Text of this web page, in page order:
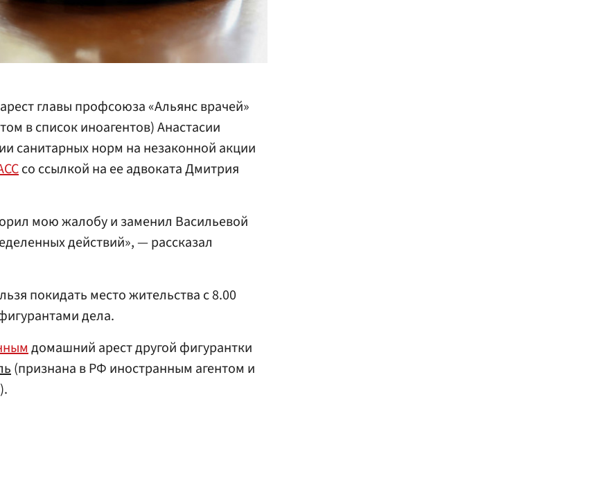
главы профсоюза «Альянс врачей»
в список иноагентов) Анастасии
санитарных норм на незаконной акции
со ссылкой на ее адвоката Дмитрия
мою жалобу и заменил Васильевой
действий», — рассказал
покидать место жительства с 8.00
дела.
домашний арест другой фигурантки
(признана в РФ иностранным агентом и